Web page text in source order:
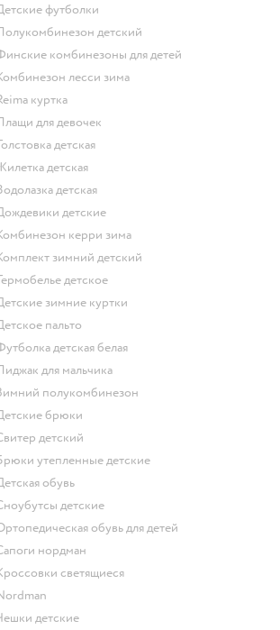
Детские футболки
Полукомбинезон детский
Финские комбинезоны для детей
Комбинезон лесси зима
Reima куртка
Плащи для девочек
Толстовка детская
Жилетка детская
Водолазка детская
Дождевики детские
Комбинезон керри зима
Комплект зимний детский
Термобелье детское
Детские зимние куртки
Детское пальто
Футболка детская белая
Пиджак для мальчика
Зимний полукомбинезон
Детские брюки
Свитер детский
Брюки утепленные детские
Детская обувь
Сноубутсы детские
Ортопедическая обувь для детей
Сапоги нордман
Кроссовки светящиеся
Nordman
Чешки детские